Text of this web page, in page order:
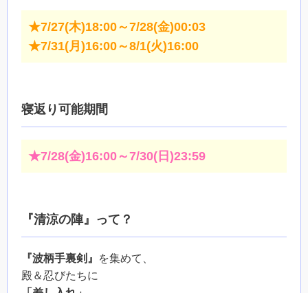
★7/27(木)18:00～7/28(金)00:03
★7/31(月)16:00～8/1(火)16:00
寝返り可能期間
★7/28(金)16:00～7/30(日)23:59
『清涼の陣』って？
『波柄手裏剣』
を集めて、
殿＆忍びたちに